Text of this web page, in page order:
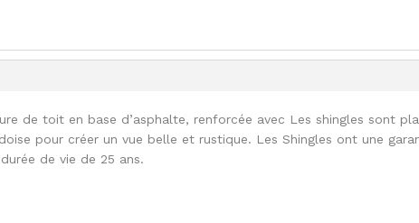
de toit en base d’asphalte, renforcée avec Les shingles sont
pour créer un vue belle et rustique. Les Shingles ont une
de vie de 25 ans.